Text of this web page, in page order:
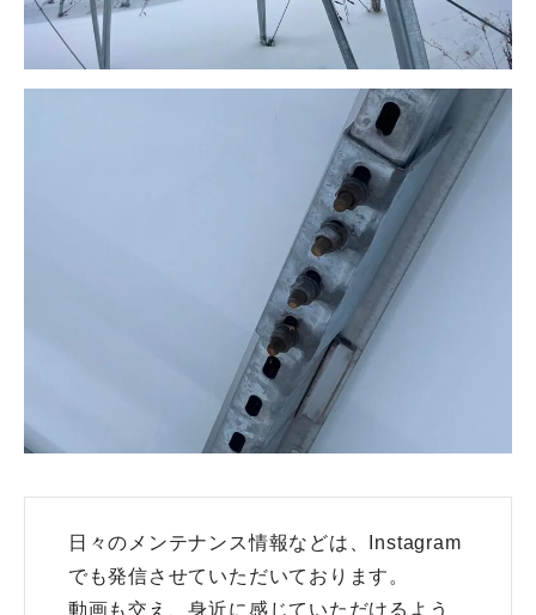
日々のメンテナンス情報などは、Instagram
でも発信させていただいております。
動画も交え、身近に感じていただけるよう